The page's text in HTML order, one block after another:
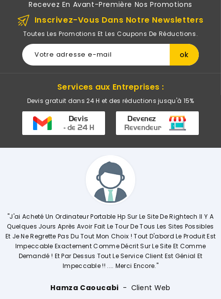
Recevez En Avant-Première Nos Promotions
Inscrivez-Vous Dans Notre Newsletters
Toutes Les Promotions Et Les Coupons De Réductions.
Services aux Entreprises :
Devis gratuit dans 24 H et des réductions jusqu'à 15%
Hp Sur Le Site De Rightech Il Y A
Tour De Tous Les Sites Possibles
Choix ! Tout D'abord Le Produit Est
Décrit Sur Le Site Et Comme
Le Service Client Est Génial Et
Client Web
"Commerciale KHADIJA Super
Explique De Façon Concrète
Opérations. Société A